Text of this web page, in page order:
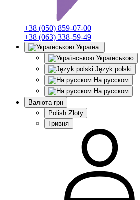
+38 (050) 859-07-00
+38 (063) 338-59-49
Україна
Українською
Język polski
На русском
На русском
Валюта грн
Polish Zloty
Гривня